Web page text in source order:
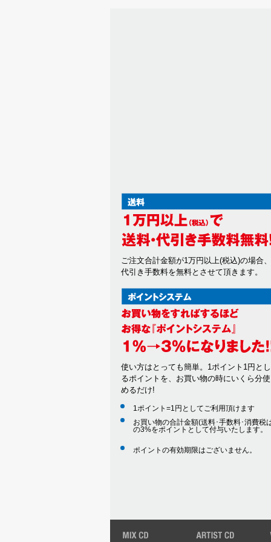
ご注文合計金額が1万円以上(税込)の場合、
代引き手数料を無料とさせて頂きます。
使い方はとっても簡単。1ポイント1円とし
るポイントを、お買い物の時にいくら分
めるだけ!
1ポイント=1円としてご利用頂けます
お買い物の合計金額(送料･手数料･消費税
の3%をポイントとして付与いたします。
ポイントの有効期限はございません。